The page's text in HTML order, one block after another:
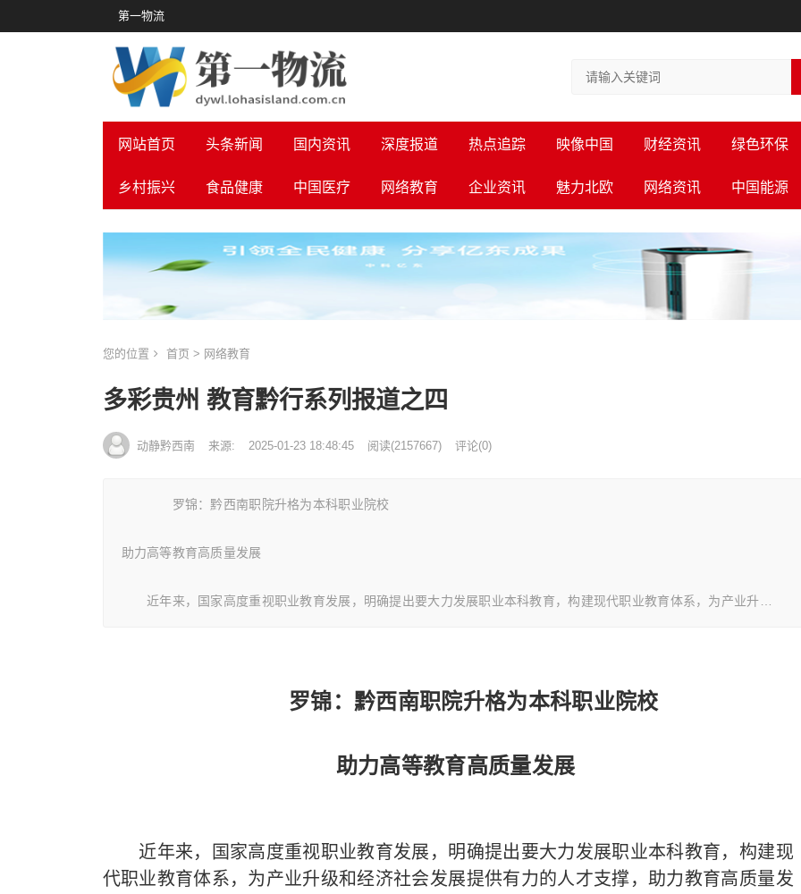
第一物流
网站首页 头条新闻 国内资讯 深度报道 热点追踪 映像中国 财经资讯 绿色环保
乡村振兴 食品健康 中国医疗 网络教育 企业资讯 魅力北欧 网络资讯 中国能源
您的位置 首页 > 网络教育
多彩贵州 教育黔行系列报道之四
动静黔西南 来源: 2025-01-23 18:48:45 阅读(2157667) 评论(0)
罗锦：黔西南职院升格为本科职业院校
助力高等教育高质量发展
近年来，国家高度重视职业教育发展，明确提出要大力发展职业本科教育，构建现代职业教育体系，为产业升…
罗锦：黔西南职院升格为本科职业院校
助力高等教育高质量发展
近年来，国家高度重视职业教育发展，明确提出要大力发展职业本科教育，构建现
代职业教育体系，为产业升级和经济社会发展提供有力的人才支撑，助力教育高质量发